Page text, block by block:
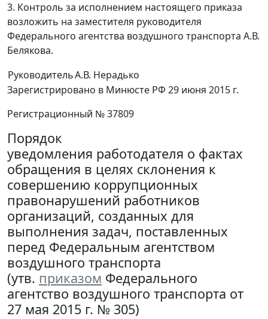
3. Контроль за исполнением настоящего приказа
возложить на заместителя руководителя
Федерального агентства воздушного транспорта А.В.
Белякова.
РуководительА.В. Нерадько
Зарегистрировано в Минюсте РФ 29 июня 2015 г.
Регистрационный № 37809
Порядок
уведомления работодателя о фактах
обращения в целях склонения к
совершению коррупционных
правонарушений работников
организаций, созданных для
выполнения задач, поставленных
перед Федеральным агентством
воздушного транспорта
(утв. приказом Федерального
агентство воздушного транспорта от
27 мая 2015 г. № 305)